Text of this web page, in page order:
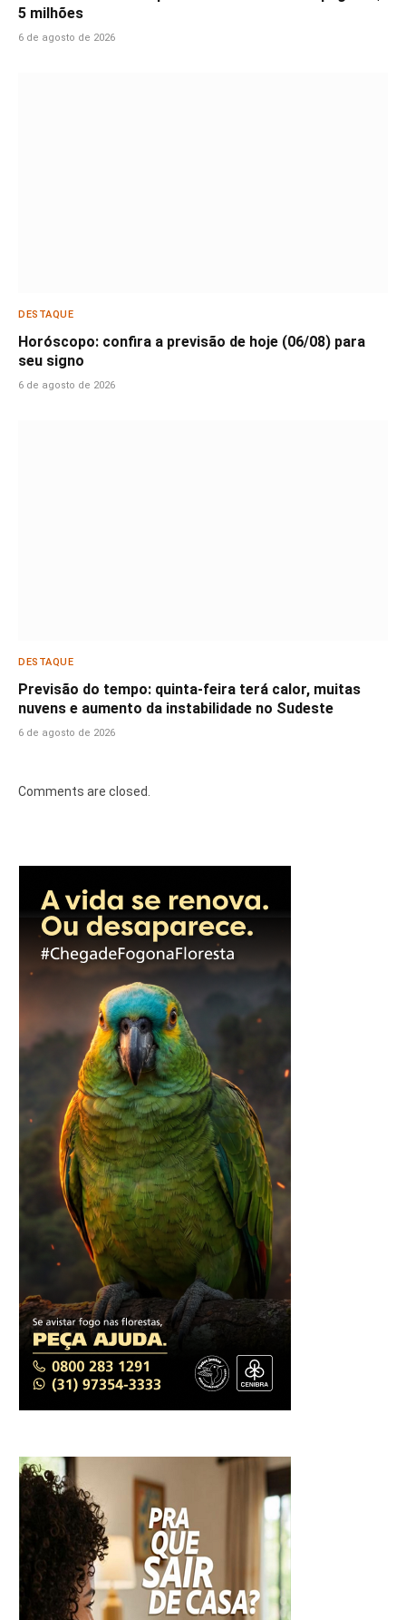
5 milhões
6 de agosto de 2026
DESTAQUE
Horóscopo: confira a previsão de hoje (06/08) para
seu signo
6 de agosto de 2026
DESTAQUE
Previsão do tempo: quinta-feira terá calor, muitas
nuvens e aumento da instabilidade no Sudeste
6 de agosto de 2026
Comments are closed.